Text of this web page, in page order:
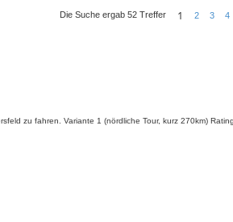
Die Suche ergab 52 Treffer 1 2 3 4
zu fahren. Variante 1 (nördliche Tour, kurz 270km)